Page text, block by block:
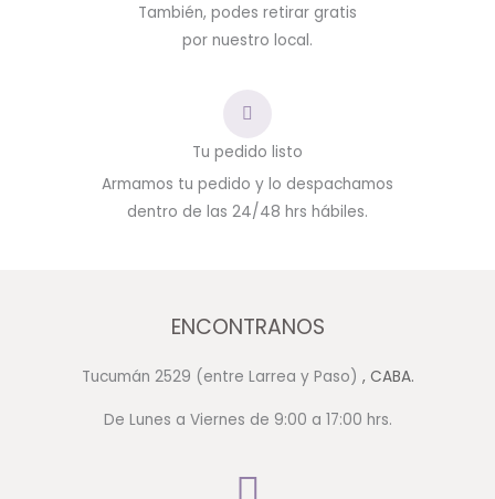
También, podes retirar gratis
por nuestro local.
Tu pedido listo
Armamos tu pedido y lo despachamos
dentro de las 24/48 hrs hábiles.
ENCONTRANOS
Tucumán 2529 (entre Larrea y Paso) , CABA.
De Lunes a Viernes de 9:00 a 17:00 hrs.